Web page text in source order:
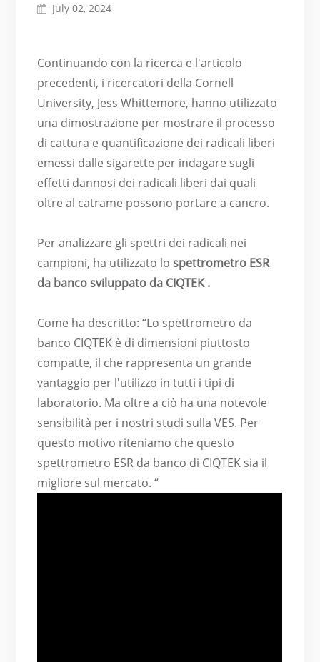
July 02, 2024
Continuando con la ricerca e l'articolo
precedenti, i ricercatori della Cornell
University, Jess Whittemore, hanno utilizzato
una dimostrazione per mostrare il processo
di cattura e quantificazione dei radicali liberi
emessi dalle sigarette per indagare sugli
effetti dannosi dei radicali liberi dai quali
oltre al catrame possono portare a cancro.
Per analizzare gli spettri dei radicali nei
campioni, ha utilizzato lo spettrometro ESR
da banco sviluppato da CIQTEK.
Come ha descritto: “Lo spettrometro da
banco CIQTEK è di dimensioni piuttosto
compatte, il che rappresenta un grande
vantaggio per l'utilizzo in tutti i tipi di
laboratorio. Ma oltre a ciò ha una notevole
sensibilità per i nostri studi sulla VES. Per
questo motivo riteniamo che questo
spettrometro ESR da banco di CIQTEK sia il
migliore sul mercato. “